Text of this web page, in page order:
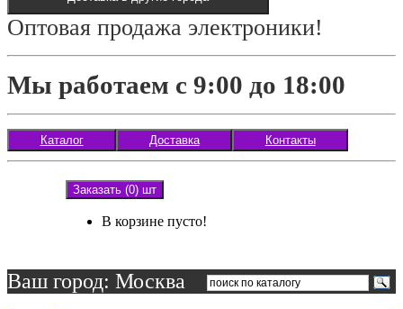
Оптовая продажа электроники!
Мы работаем с 9:00 до 18:00
Каталог Доставка Контакты
Заказать (0) шт
В корзине пусто!
Ваш город: Москва